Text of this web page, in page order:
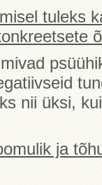
tuleks
nii üksi,
ja